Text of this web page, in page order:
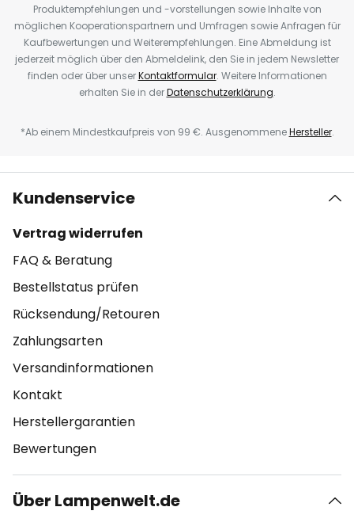
Produktempfehlungen und -vorstellungen sowie Inhalte von
möglichen Kooperationspartnern und Umfragen sowie Anfragen für
Kaufbewertungen und Weiterempfehlungen. Eine Abmeldung ist
jederzeit möglich über den Abmeldelink, den Sie in jedem Newsletter
finden oder über unserKontaktformular. Weitere Informationen
erhalten Sie in derDatenschutzerklärung.
*Ab einem Mindestkaufpreis von 99 €. AusgenommeneHersteller.
Kundenservice
Vertrag widerrufen
FAQ & Beratung
Bestellstatus prüfen
Rücksendung/Retouren
Zahlungsarten
Versandinformationen
Kontakt
Herstellergarantien
Bewertungen
Über Lampenwelt.de